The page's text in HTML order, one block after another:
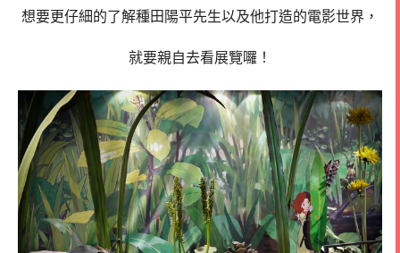
想要更仔細的了解種田陽平先生以及他打造的電影世界，
就要親自去看展覽囉！